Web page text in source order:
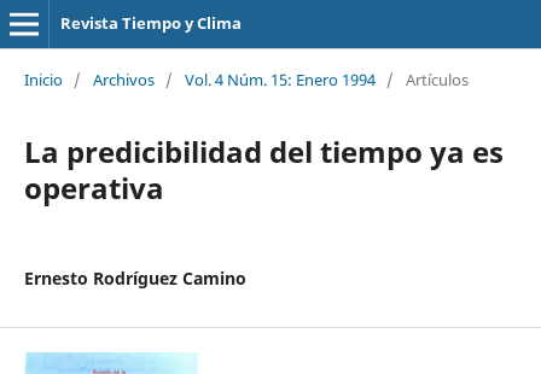
Revista Tiempo y Clima
Inicio / Archivos / Vol. 4 Núm. 15: Enero 1994 / Artículos
La predicibilidad del tiempo ya es
operativa
Ernesto Rodríguez Camino